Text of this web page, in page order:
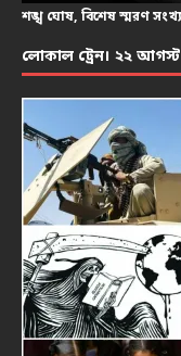
শঙ্খ ঘোষ, বিশেষ স্মরণ
লোকাল ট্রেন। ২২